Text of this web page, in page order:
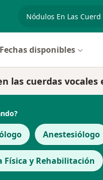
especialidad,
Fechas disponibles
las cuerdas vocales
Anestesiólogo
Física y Rehabilitación